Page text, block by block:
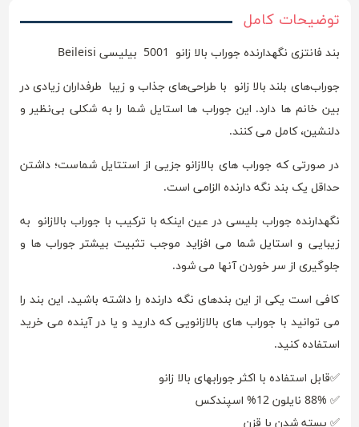
توضیحات کامل
بند فانتزی نگهدارنده جوراب بالا زانو 5001 بیلیسی Beileisi
جوراب‌های بلند بالا زانو با طراحی‌های جذاب و زیبا طرفداران زیادی در
بین خانم ها دارد. این جوراب ها استایل شما را به شکلی بی‌نظیر و
دلنشین، کامل می کنند.
در صورتی که جوراب های بالازانو جزیی از استتایل شماست؛ داشتن
حداقل یک بند نگه دارنده الزامی است.
نگهدارنده جوراب بلیسی در عین اینکه با ترکیب با جوراب بالازانو به
زیبایی و استایل شما می افزاید موجب تثبیت بیشتر جوراب ها و
جلوگیری از سر خوردن آنها می شود.
کافی است یکی از این بندهای نگه دارنده را داشته باشید. این بند را
می توانید با جوراب های بالازانویی که دارید و یا در آینده می خرید
استفاده کنید.
✅قابل استفاده با اکثر جورابهای بالا زانو
✅
✅ بسته شدن با قزن